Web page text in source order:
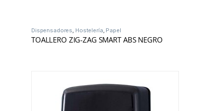
Dispensadores Hostelería Papel
TOALLERO ZIG-ZAG SMART ABS NEGRO